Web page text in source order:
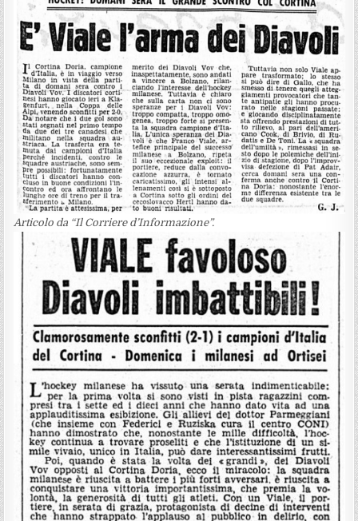
Articolo da “Il Corriere d’Informazione”.